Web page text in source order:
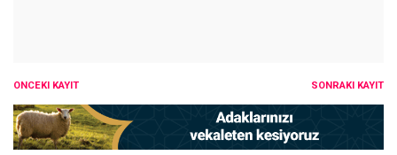
SONRAKI KAYIT
ÖNCEKI KAYIT